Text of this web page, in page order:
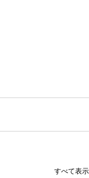
すべて表示